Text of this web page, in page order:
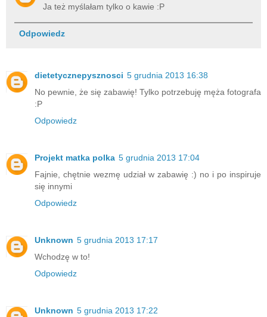
Ja też myślałam tylko o kawie :P
Odpowiedz
dietetycznepysznosci 5 grudnia 2013 16:38
No pewnie, że się zabawię! Tylko potrzebuję męża fotografa
:P
Odpowiedz
Projekt matka polka 5 grudnia 2013 17:04
Fajnie, chętnie wezmę udział w zabawię :) no i po inspiruje
się innymi
Odpowiedz
Unknown 5 grudnia 2013 17:17
Wchodzę w to!
Odpowiedz
Unknown 5 grudnia 2013 17:22